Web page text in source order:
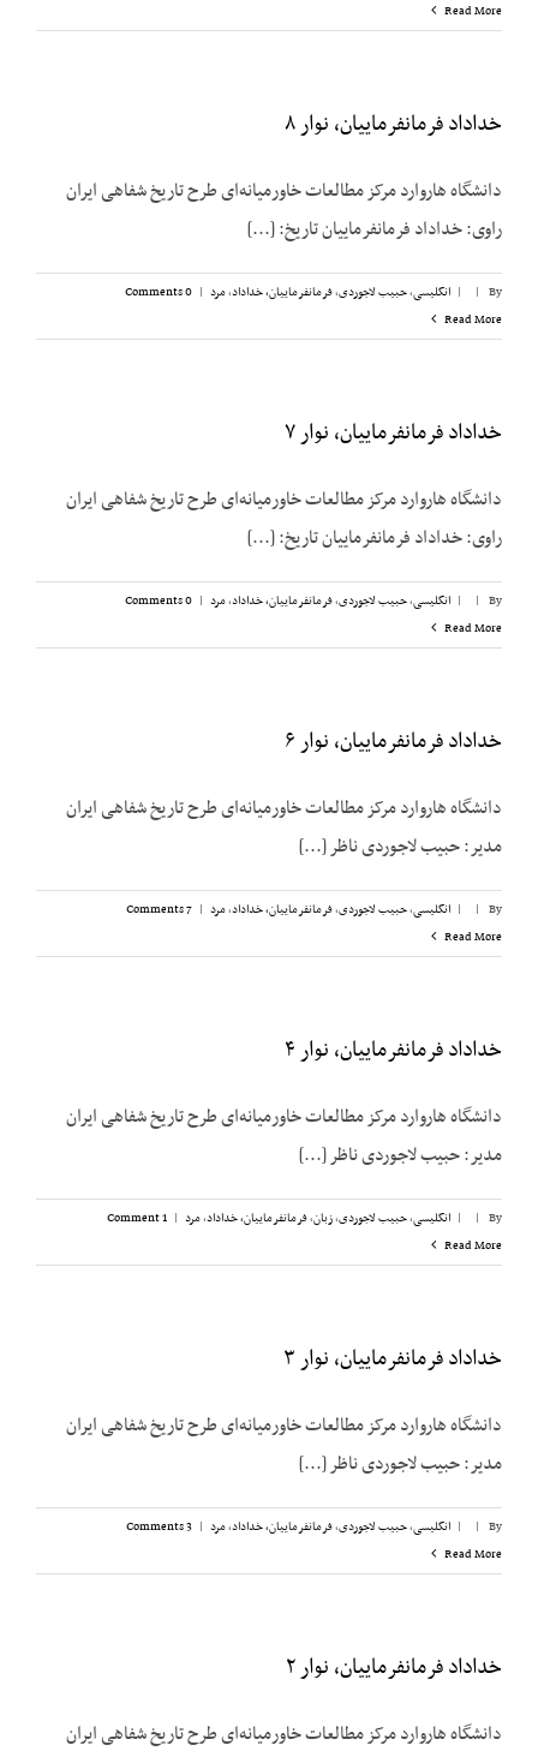
Read More
خداداد فرمانفرماییان، نوار ۸
دانشگاه هاروارد مرکز مطالعات خاورمیانه‌ای طرح تاریخ شفاهی ایران
راوی: خداداد فرمانفرماییان تاریخ: [...]
By
|
| انگلیسی,حبیب لاجوردی,فرمانفرماییان، خداداد,مرد |
0 Comments
Read More
خداداد فرمانفرماییان، نوار ۷
دانشگاه هاروارد مرکز مطالعات خاورمیانه‌ای طرح تاریخ شفاهی ایران
راوی: خداداد فرمانفرماییان تاریخ: [...]
By
|
| انگلیسی,حبیب لاجوردی,فرمانفرماییان، خداداد,مرد |
0 Comments
Read More
خداداد فرمانفرماییان، نوار ۶
دانشگاه هاروارد مرکز مطالعات خاورمیانه‌ای طرح تاریخ شفاهی ایران
مدیر: حبیب لاجوردی ناظر [...]
By
|
| انگلیسی,حبیب لاجوردی,فرمانفرماییان، خداداد,مرد |
7 Comments
Read More
خداداد فرمانفرماییان، نوار ۴
دانشگاه هاروارد مرکز مطالعات خاورمیانه‌ای طرح تاریخ شفاهی ایران
مدیر: حبیب لاجوردی ناظر [...]
By
|
| انگلیسی,حبیب لاجوردی,زبان,فرمانفرماییان، خداداد,مرد |
1 Comment
Read More
خداداد فرمانفرماییان، نوار ۳
دانشگاه هاروارد مرکز مطالعات خاورمیانه‌ای طرح تاریخ شفاهی ایران
مدیر: حبیب لاجوردی ناظر [...]
By
|
| انگلیسی,حبیب لاجوردی,فرمانفرماییان، خداداد,مرد |
3 Comments
Read More
خداداد فرمانفرماییان، نوار ۲
دانشگاه هاروارد مرکز مطالعات خاورمیانه‌ای طرح تاریخ شفاهی ایران